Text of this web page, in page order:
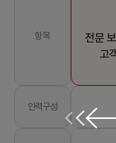
항목
전문
고
인력구성